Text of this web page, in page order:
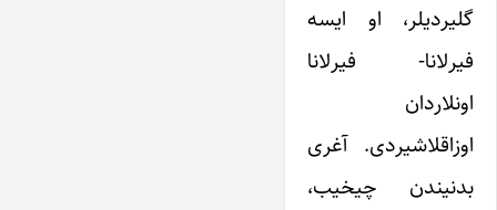
گلیردیلر، او ایسه
فیرلانا- فیرلانا
اونلاردان
اوزاقلاشیردی. آغری
بدنیندن چیخیب،